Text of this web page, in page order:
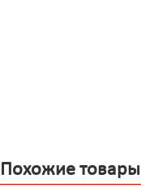
Похожие товары